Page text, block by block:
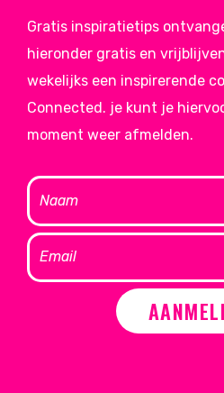
Gratis inspiratietips
hieronder gratis en
wekelijks een inspirerende
Connected. je kunt je
moment weer afmelden.